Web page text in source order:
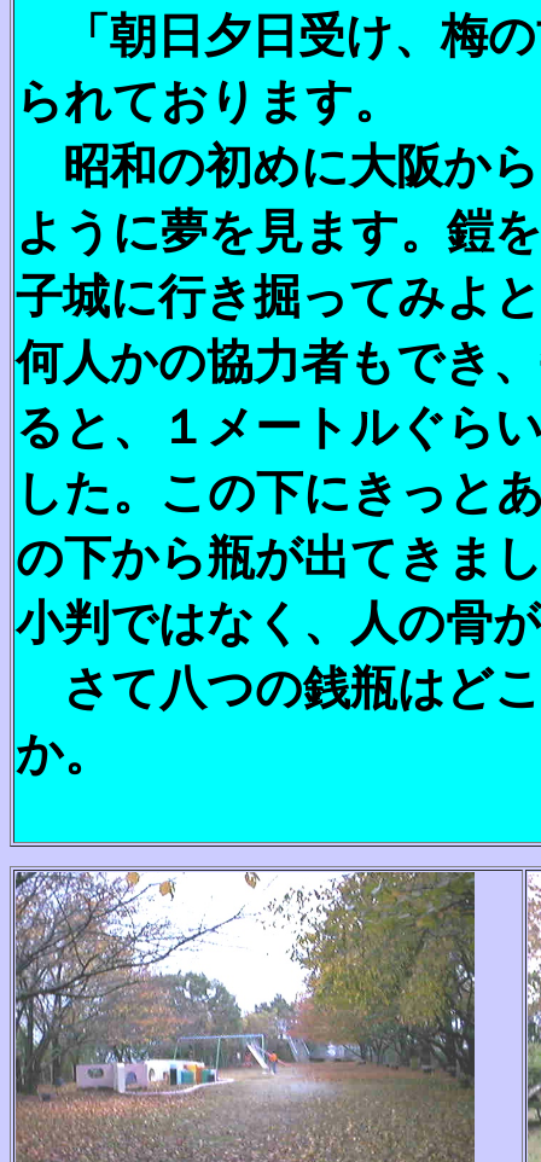
「朝日夕日受け、梅
られております。
昭和の初めに大阪か
ように夢を見ます。鎧
子城に行き掘ってみよ
何人かの協力者もでき
ると、１メートルぐら
した。この下にきっと
の下から瓶が出てきま
小判ではなく、人の骨
さて八つの銭瓶はど
か。